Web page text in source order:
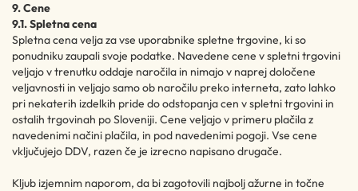
9. Cene
9.1. Spletna cena
Spletna cena velja za vse uporabnike spletne trgovine, ki so
ponudniku zaupali svoje podatke. Navedene cene v spletni trgovini
veljajo v trenutku oddaje naročila in nimajo v naprej določene
veljavnosti in veljajo samo ob naročilu preko interneta, zato lahko
pri nekaterih izdelkih pride do odstopanja cen v spletni trgovini in
ostalih trgovinah po Sloveniji. Cene veljajo v primeru plačila z
navedenimi načini plačila, in pod navedenimi pogoji. Vse cene
vključujejo DDV, razen če je izrecno napisano drugače.
Kljub izjemnim naporom, da bi zagotovili najbolj ažurne in točne